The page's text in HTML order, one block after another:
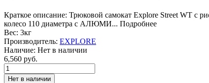
Краткое описание: Трюковой самокат Explore Street WT с
колесо 110 диаметра с АЛЮМИ... Подробнее
Вес: 3кг
Производитель: EXPLORE
Наличие: Нет в наличии
6,560 руб.